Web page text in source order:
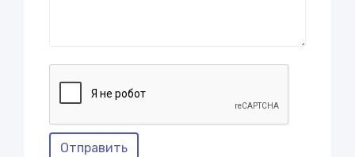
Отправить